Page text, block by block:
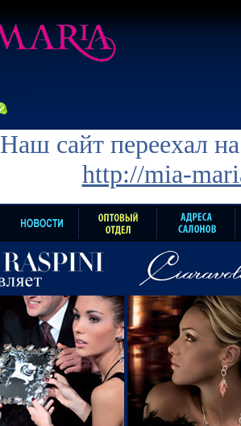
Наш сайт переехал
http://mia-